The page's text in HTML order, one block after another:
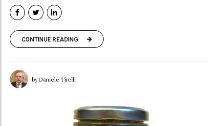
CONTINUE READING
by Daniele Tirelli